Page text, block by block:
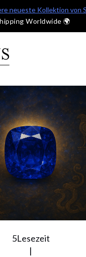
neueste Kollektion von
Worldwide 🌍
5Lesezeit
|